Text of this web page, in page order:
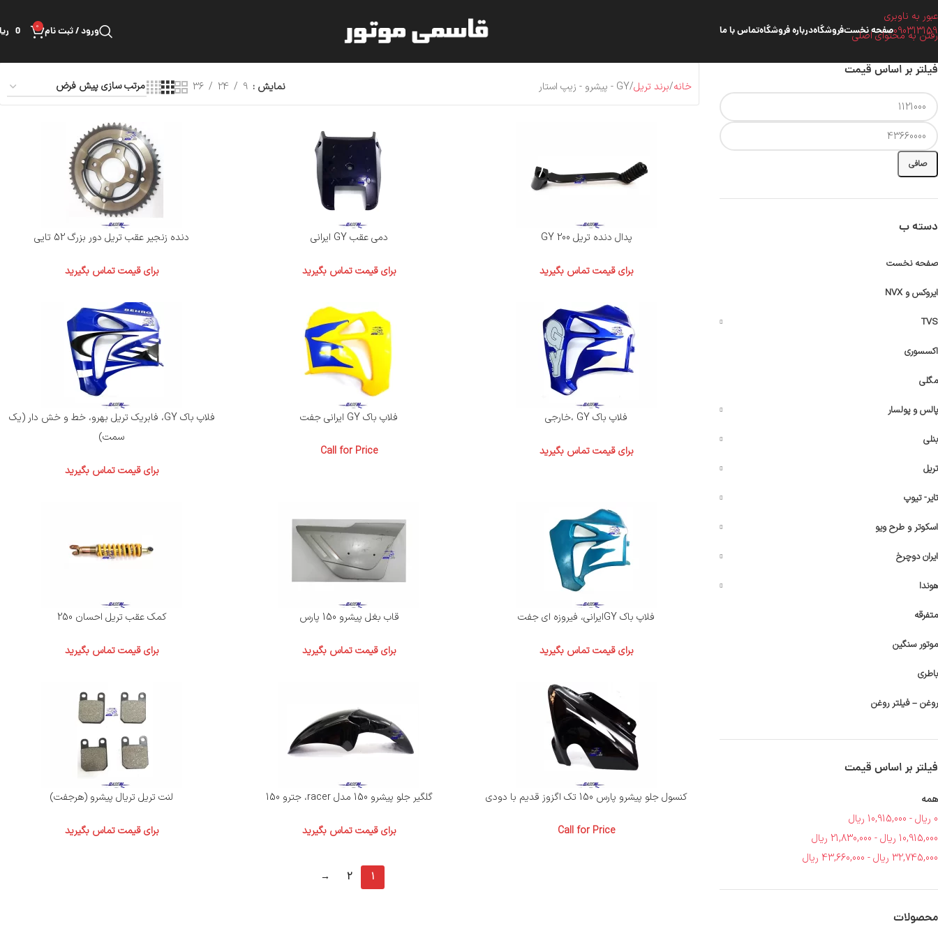
عبور به ناوبری
رفتن به محتوای اصلی
صفحه نخستفروشگاهدرباره فروشگاهتماس با ما ورود / ثبت نام 0
0
فیلتر بر اساس قیمت
صافی
دسته ب
صفحه نخست
ایروکس و NVX
TVS
اکسسوری
مگلی
پالس و پولسار
بنلی
تریل
تایر- تیوپ
اسکوتر و طرح ویو
ایران دوچرخ
هوندا
متفرقه
موتور سنگین
باطری
روغن – فیلتر روغن
فیلتر بر اساس قیمت
همه
0 ریال-
10,915,000 ریال
10,915,000 ریال-
21,830,000 ریال
32,745,000 ریال-
43,660,000 ریال
محصولات
خانه برند تریل GY - پیشرو - زیپ استار نمایش 9
24
36
پدال دنده تریل GY 200
برای قیمت تماس بگیرید
دمی عقب GY ایرانی
برای قیمت تماس بگیرید
دنده زنجیر عقب تریل دور بزرگ 52 تایی
برای قیمت تماس بگیرید
فلاپ باک GY ،خارجی
برای قیمت تماس بگیرید
فلاپ باک GY ایرانی جفت
Call for Price
فلاپ باک GY، فابریک تریل بهرو، خط و خش دار (یک
سمت)
برای قیمت تماس بگیرید
فلاپ باک GYایرانی، فیروزه ای جفت
برای قیمت تماس بگیرید
قاب بغل پیشرو 150 پارس
برای قیمت تماس بگیرید
کمک عقب تریل احسان 250
برای قیمت تماس بگیرید
کنسول جلو پیشرو پارس 150 تک اگزوز قدیم با دودی
Call for Price
گلگیر جلو پیشرو 150 مدل racer، جترو 150
برای قیمت تماس بگیرید
لنت تریل تریال پیشرو (هرجفت)
برای قیمت تماس بگیرید
1
2
→